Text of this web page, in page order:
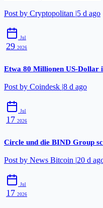
Post by Cryptopolitan |5 d ago
Jul
29 2026
Etwa 80 Millionen US-Dollar
Post by Coindesk |8 d ago
Jul
17 2026
Circle und die BIND Group
Post by News Bitcoin |20 d
Jul
17 2026